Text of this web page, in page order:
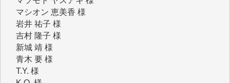
吉村 隆子 様
新城 靖 様
青木 要 様
T.Y. 様
K.O. 様
Y.S. 様
Y.N. 様